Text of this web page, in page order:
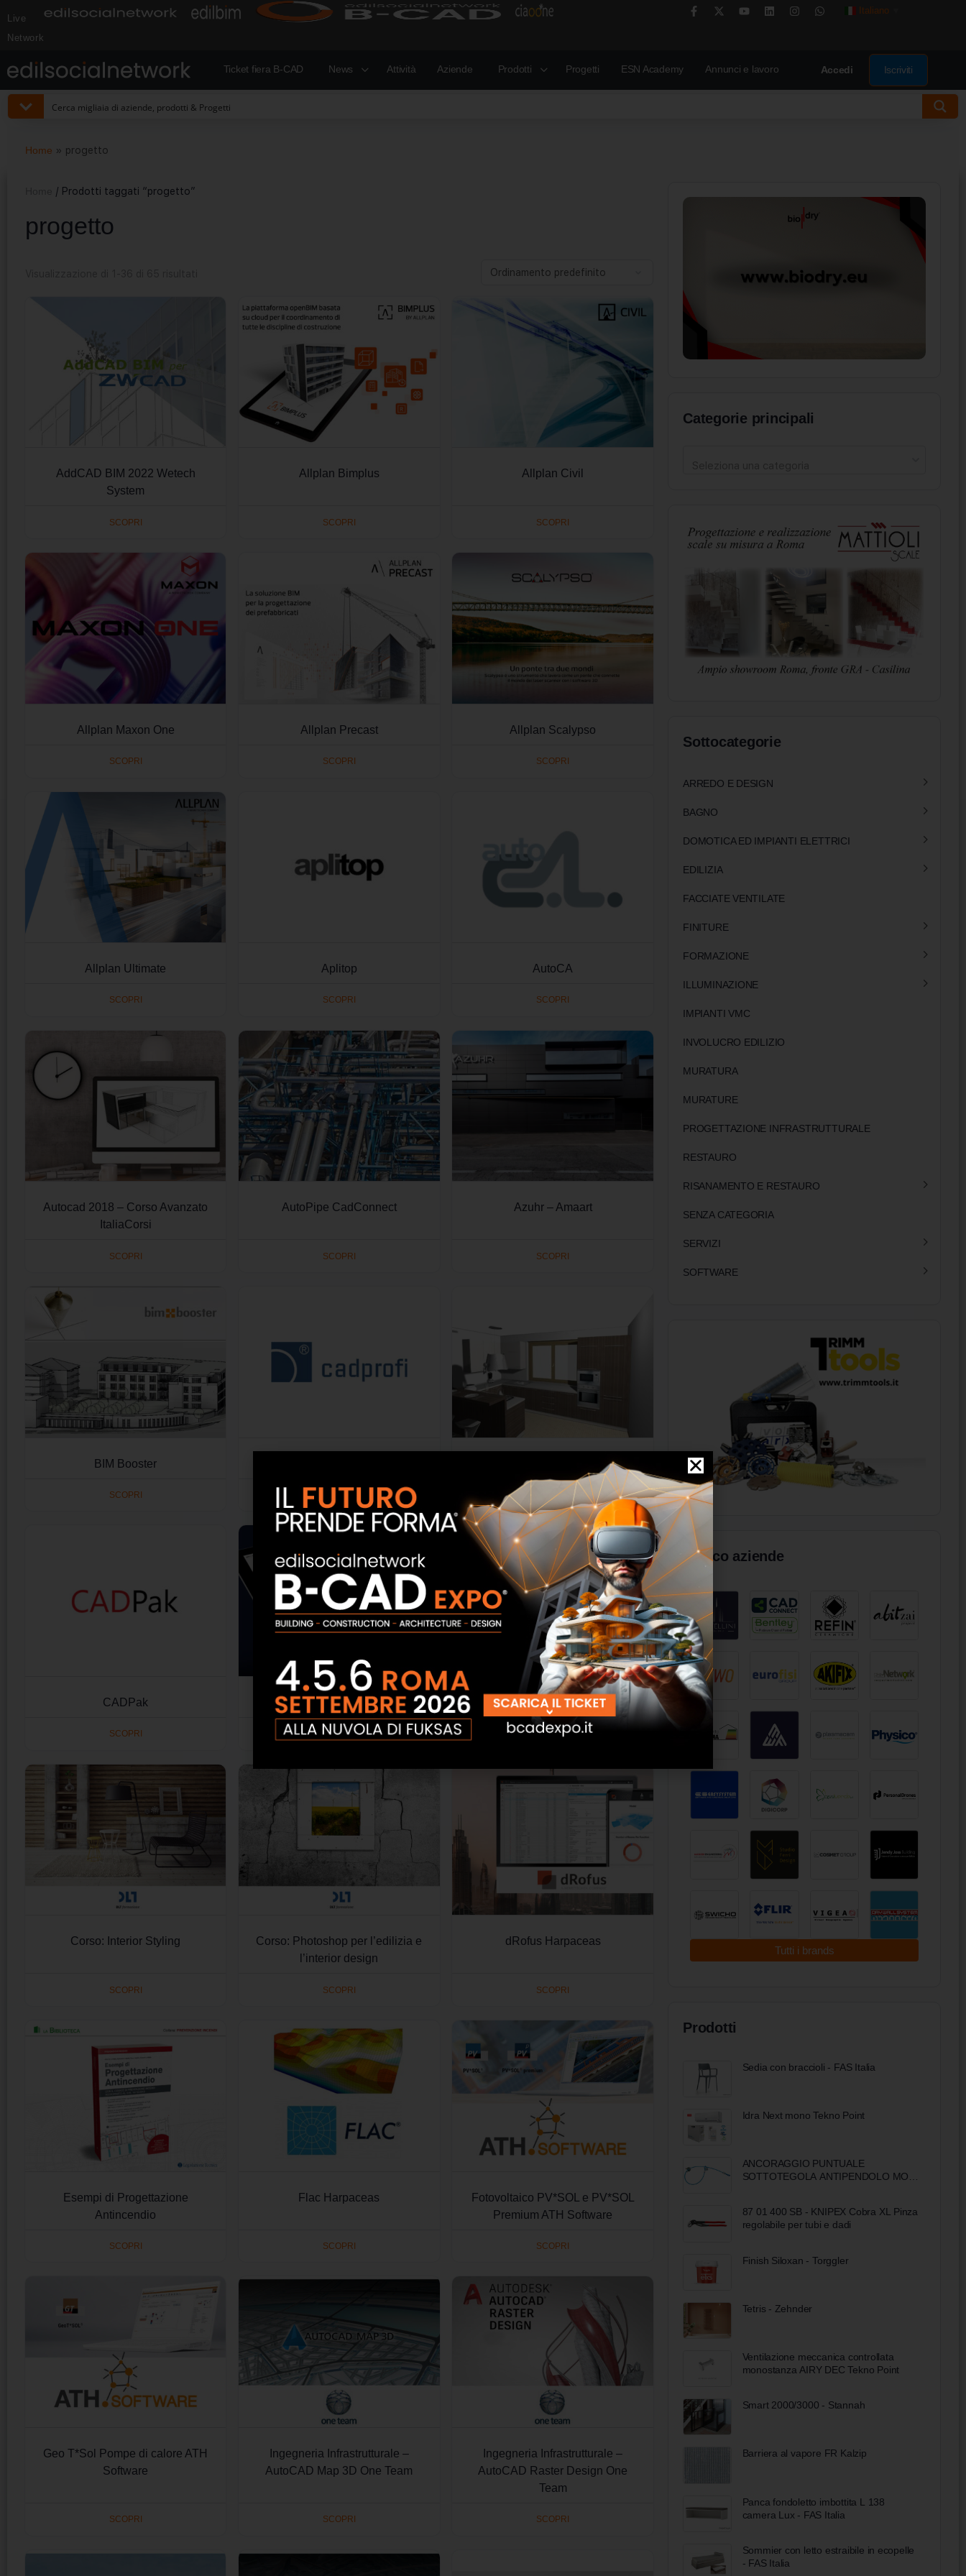
Live
Network
Italiano
Ticket fiera B-CAD News Attività Aziende Prodotti Progetti ESN Academy Annunci e lavoro Accedi Iscriviti
Home » progetto
/ Prodotti taggati “progetto”
progetto
AddCAD BIM 2022 Wetech
System
SCOPRI
Allplan Bimplus
SCOPRI
Allplan Civil
SCOPRI
Allplan Maxon One
SCOPRI
Allplan Precast
SCOPRI
Allplan Scalypso
SCOPRI
Allplan Ultimate
SCOPRI
Aplitop
SCOPRI
AutoCA
SCOPRI
Autocad 2018 – Corso Avanzato
ItaliaCorsi
SCOPRI
AutoPipe CadConnect
SCOPRI
Azuhr – Amaart
SCOPRI
BIM Booster
SCOPRI SCOPRI
CADPak
SCOPRI
Cobuilder Harpaceas
SCOPRI
ContextCapture CadConnect
SCOPRI
Corso: Interior Styling
SCOPRI
Corso: Photoshop per l’edilizia e
l’interior design
SCOPRI
dRofus Harpaceas
SCOPRI
Esempi di Progettazione
Antincendio
SCOPRI
Flac Harpaceas
SCOPRI
Fotovoltaico PV*SOL e PV*SOL
Premium ATH Software
SCOPRI
Geo T*Sol Pompe di calore ATH
Software
SCOPRI
Ingegneria Infrastrutturale –
AutoCAD Map 3D One Team
SCOPRI
Ingegneria Infrastrutturale –
AutoCAD Raster Design One
Team
SCOPRI
Categorie principali
Sottocategorie
ARREDO E DESIGN
BAGNO
DOMOTICA ED IMPIANTI ELETTRICI
EDILIZIA
FACCIATE VENTILATE
FINITURE
FORMAZIONE
ILLUMINAZIONE
IMPIANTI VMC
INVOLUCRO EDILIZIO
MURATURA
MURATURE
PROGETTAZIONE INFRASTRUTTURALE
RESTAURO
RISANAMENTO E RESTAURO
SENZA CATEGORIA
SERVIZI
SOFTWARE
Elenco aziende
Tutti i brands
Prodotti
Sedia con braccioli - FAS Italia
Idra Next mono Tekno Point
ANCORAGGIO PUNTUALE
SOTTOTEGOLA ANTIPENDOLO MOD.
87 01 400 SB - KNIPEX Cobra XL Pinza
regolabile per tubi e dadi
Finish Siloxan - Torggler
Tetris - Zehnder
Ventilazione meccanica controllata
monostanza AIRY DEC Tekno Point
Smart 2000/3000 - Stannah
Barriera al vapore FR Kalzip
Panca fondoletto imbottita L 138
camera Lux - FAS Italia
Sommier con letto estraibile in ecopelle
- FAS Italia